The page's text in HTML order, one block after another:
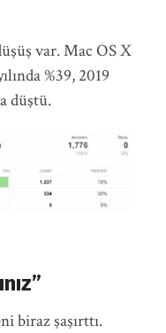
var. Mac OS X
%39, 2019
düştü.
biraz şaşırttı.